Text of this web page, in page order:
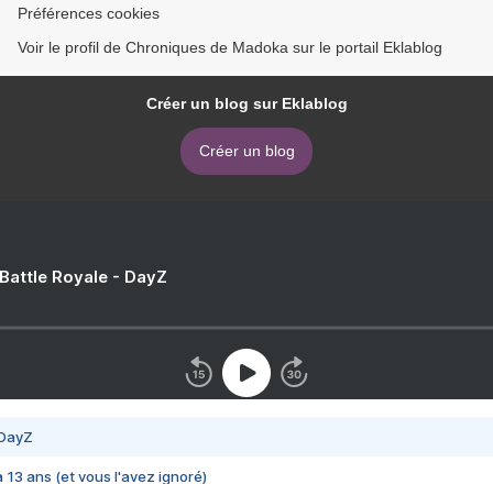
Préférences cookies
Voir le profil de Chroniques de Madoka sur le portail Eklablog
Créer un blog sur Eklablog
Créer un blog
Royale - DayZ
13 ans (et vous l'avez ignoré)